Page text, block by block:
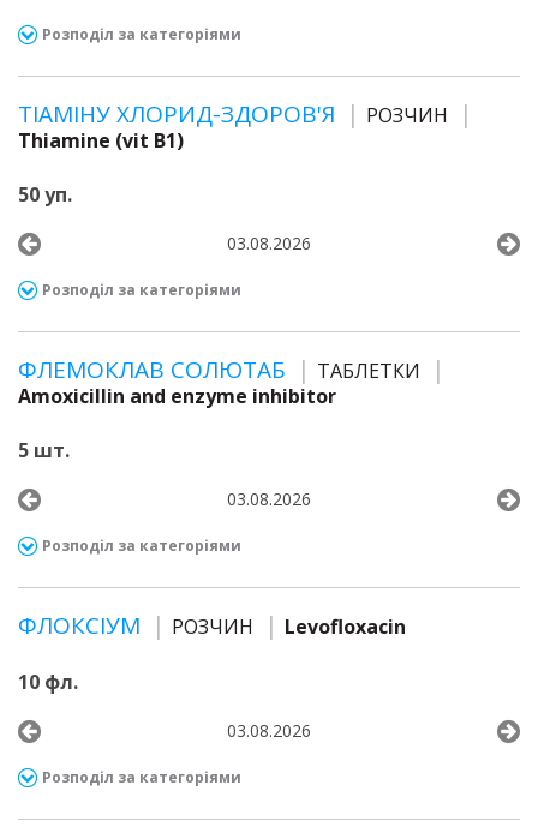
Розподіл за категоріями
ТІАМІНУ ХЛОРИД-ЗДОРОВ'Я
РОЗЧИН
Thiamine (vit B1)
50 уп.
03.08.2026
Розподіл за категоріями
ФЛЕМОКЛАВ СОЛЮТАБ
ТАБЛЕТКИ
Amoxicillin and enzyme inhibitor
5 шт.
03.08.2026
Розподіл за категоріями
ФЛОКСІУМ РОЗЧИН Levofloxacin
10 фл.
03.08.2026
Розподіл за категоріями